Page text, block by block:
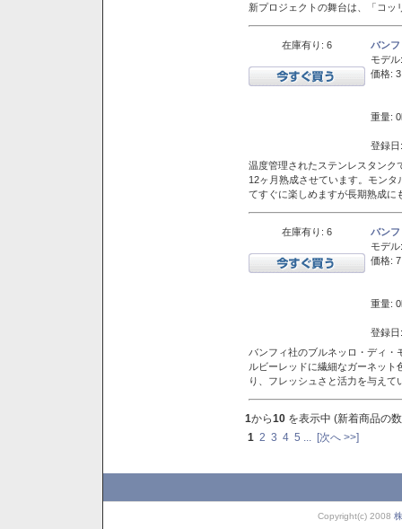
新プロジェクトの舞台は、「コ
在庫有り: 6
バン
モデル:
価格:
重量:
登録
温度管理されたステンレスタンク
12ヶ月熟成させています。モン
てすぐに楽しめますが長期熟成に
在庫有り: 6
バン
モデル:
価格:
重量:
登録
バンフィ社のブルネッロ・ディ
ルビーレッドに繊細なガーネッ
り、フレッシュさと活力を与え
1から10 を表示中 (新着商品の
1 2 3 4 5 [次へ >>]
Copyright(c) 2008